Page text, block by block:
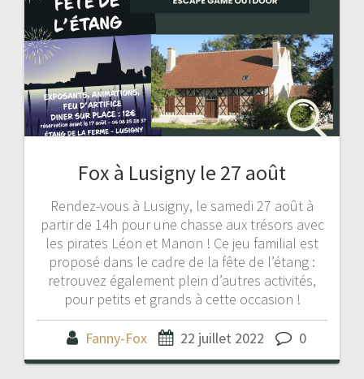
Fox à Lusigny le 27 août
Rendez-vous à Lusigny, le samedi 27 août à
partir de 14h pour une chasse aux trésors avec
les pirates Léon et Manon ! Ce jeu familial est
proposé dans le cadre de la fête de l’étang :
retrouvez également plein d’autres activités,
pour petits et grands à cette occasion !
Fanny-Fox 22 juillet 2022 0